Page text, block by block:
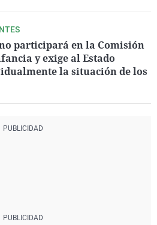
participará en la Comisión
y exige al Estado
la situación de los